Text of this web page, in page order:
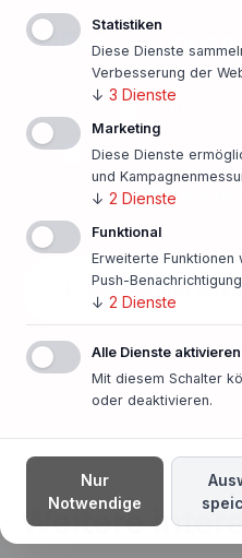
Persönlicher
Finanzierung
In nur
Weitere
Statistiken
Diese Dienste
Verbesserung der
↓ 3 Dienste
Marketing
Diese Dienste
und
↓ 2 Dienste
Funktional
Erweiterte Funktionen
Push-
↓ 2 Dienste
Alle Dienste
Mit diesem Schalter
oder deaktivieren.
Nur
Notwendige